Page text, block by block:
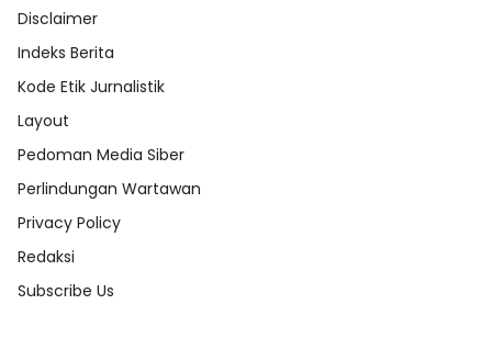
Disclaimer
Indeks Berita
Kode Etik Jurnalistik
Layout
Pedoman Media Siber
Perlindungan Wartawan
Privacy Policy
Redaksi
Subscribe Us